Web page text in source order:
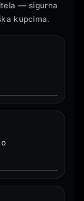
— sigurna
kupcima.